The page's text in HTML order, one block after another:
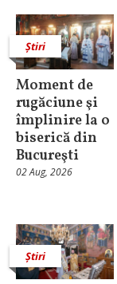
Știri
Moment de
rugăciune şi
împlinire la o
biserică din
Bucureşti
02 Aug, 2026
Știri